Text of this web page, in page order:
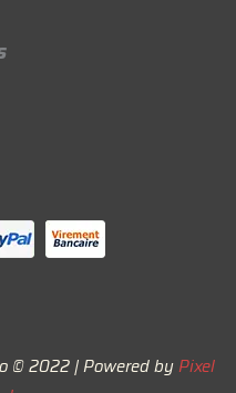
© 2022 | Powered byPixel